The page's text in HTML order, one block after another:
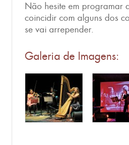
Não hesite em programar
coincidir com alguns dos
se vai arrepender.
Galeria de Imagens: